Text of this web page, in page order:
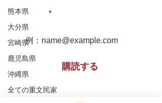
熊本県
大分県
宮崎県
鹿児島県
沖縄県
全ての重文民家
蔵 木小屋 外回りの漬
物小屋の修理工事状況報
告 ‘第2報
します！
購読する